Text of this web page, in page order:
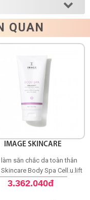
QUAN
IMAGE SKINCARE
săn chắc da toàn thân
Body Spa Cell.u.lift
Firming Body Creme
3.362.040đ